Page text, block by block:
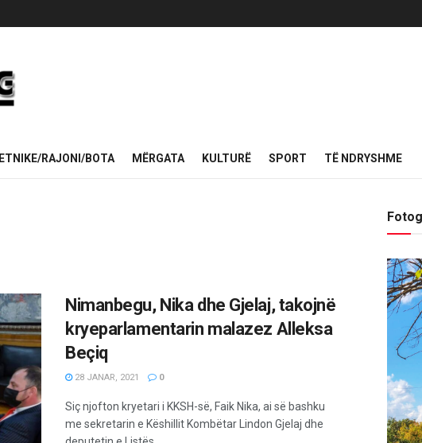
ETNIKE/RAJONI/BOTA MËRGATA KULTURË SPORT TË NDRYSHME
Nimanbegu, Nika dhe Gjelaj, takojnë
kryeparlamentarin malazez Alleksa
Beçiq
28 JANAR, 2021 0
Siç njofton kryetari i KKSH-së, Faik Nika, ai së bashku
me sekretarin e Këshillit Kombëtar Lindon Gjelaj dhe